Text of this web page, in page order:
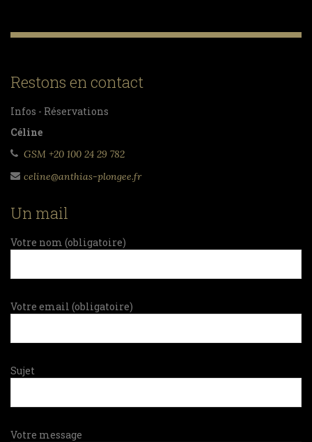
Restons en contact
Infos - Réservations
Céline
GSM +20 100 24 29 782
celine@anthias-plongee.fr
Un mail
Votre nom (obligatoire)
Votre email (obligatoire)
Sujet
Votre message